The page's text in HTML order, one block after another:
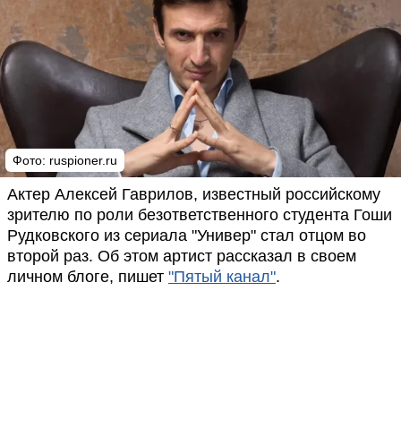
Фото: ruspioner.ru
Актер Алексей Гаврилов, известный российскому
зрителю по роли безответственного студента Гоши
Рудковского из сериала "Универ" стал отцом во
второй раз. Об этом артист рассказал в своем
личном блоге, пишет "Пятый канал".